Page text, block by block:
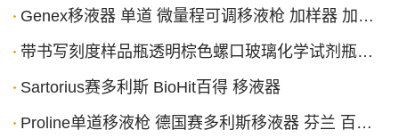
Genex移液器 单道 微量程可调移液枪 加样器 加样枪 取样器
带书写刻度样品瓶透明棕色螺口玻璃化学试剂瓶子硅胶PTFE四氟垫片
Sartorius赛多利斯 BioHit百得 移液器
Proline单道移液枪 德国赛多利斯移液器 芬兰 百得加样枪 8道12道